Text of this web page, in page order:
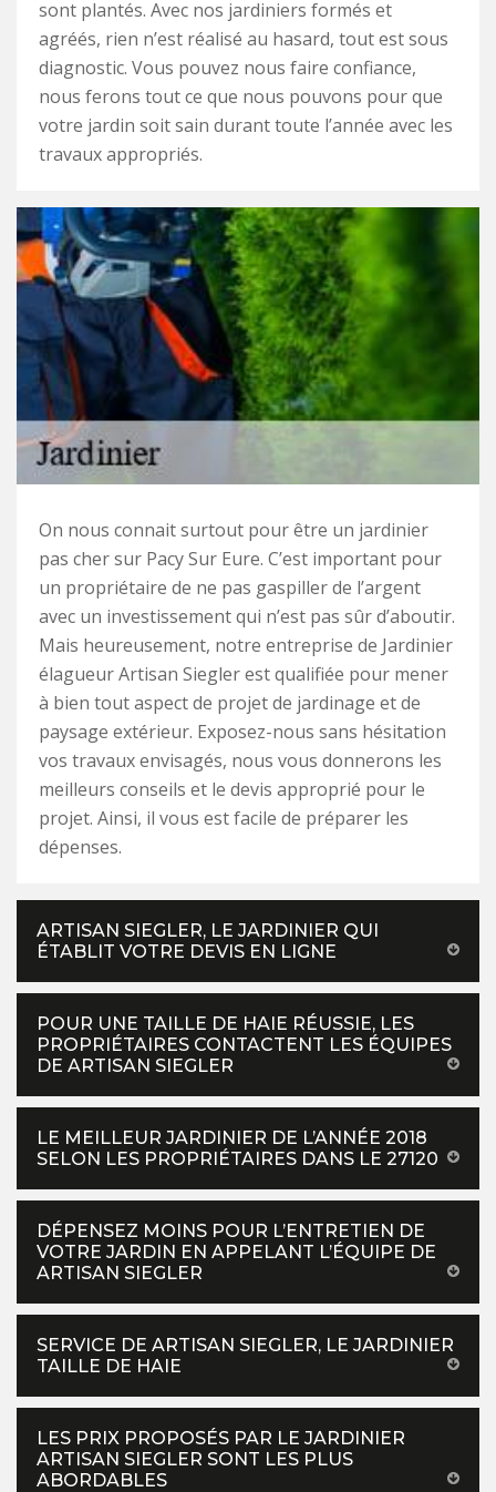
sont plantés. Avec nos jardiniers formés et
agréés, rien n’est réalisé au hasard, tout est sous
diagnostic. Vous pouvez nous faire confiance,
nous ferons tout ce que nous pouvons pour que
votre jardin soit sain durant toute l’année avec les
travaux appropriés.
On nous connait surtout pour être un jardinier
pas cher sur Pacy Sur Eure. C’est important pour
un propriétaire de ne pas gaspiller de l’argent
avec un investissement qui n’est pas sûr d’aboutir.
Mais heureusement, notre entreprise de Jardinier
élagueur Artisan Siegler est qualifiée pour mener
à bien tout aspect de projet de jardinage et de
paysage extérieur. Exposez-nous sans hésitation
vos travaux envisagés, nous vous donnerons les
meilleurs conseils et le devis approprié pour le
projet. Ainsi, il vous est facile de préparer les
dépenses.
ARTISAN SIEGLER, LE JARDINIER QUI
ÉTABLIT VOTRE DEVIS EN LIGNE
POUR UNE TAILLE DE HAIE RÉUSSIE, LES
PROPRIÉTAIRES CONTACTENT LES ÉQUIPES
DE ARTISAN SIEGLER
LE MEILLEUR JARDINIER DE L’ANNÉE 2018
SELON LES PROPRIÉTAIRES DANS LE 27120
DÉPENSEZ MOINS POUR L’ENTRETIEN DE
VOTRE JARDIN EN APPELANT L’ÉQUIPE DE
ARTISAN SIEGLER
SERVICE DE ARTISAN SIEGLER, LE JARDINIER
TAILLE DE HAIE
LES PRIX PROPOSÉS PAR LE JARDINIER
ARTISAN SIEGLER SONT LES PLUS
ABORDABLES